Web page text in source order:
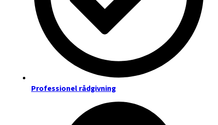
Professionel rådgivning